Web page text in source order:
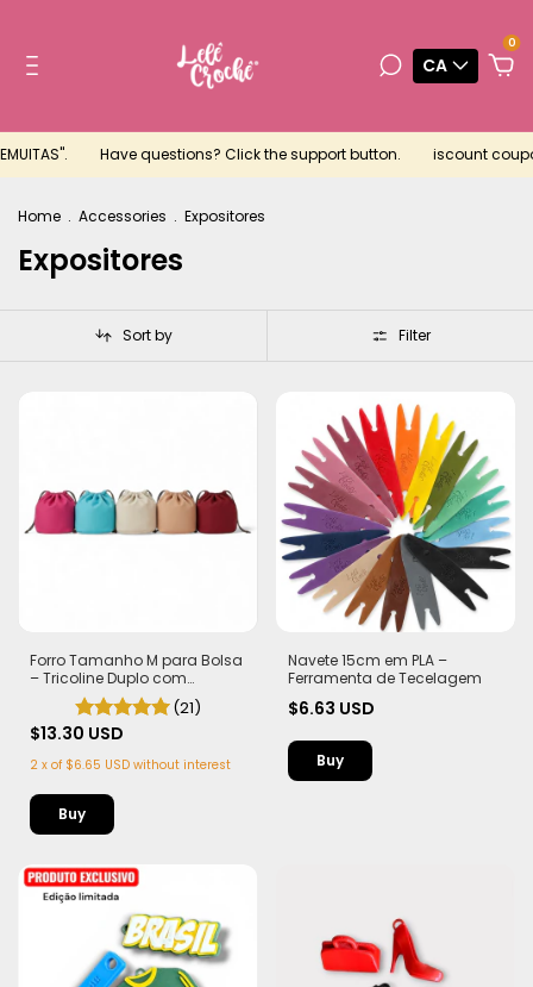
CA
0
Have questions? Click the support button. iscount
Home . Accessories . Expositores
Expositores
Sort by Filter
Forro Tamanho M para Bolsa
– Tricoline Duplo com
Entretela no fundo
(21)
$13.30 USD
2 x of $6.65 USD without interest
Buy
Navete 15cm em PLA –
Ferramenta de Tecelagem
$6.63 USD